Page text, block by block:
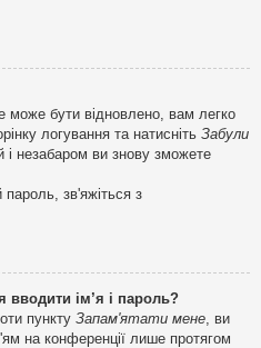
може бути відновлено, вам легко
логування та натисніть Забули
і незабаром ви знову зможете
зв'яжіться з
вводити ім’я і пароль?
пункту Запам'ятати мене , ви
на конференції лише протягом